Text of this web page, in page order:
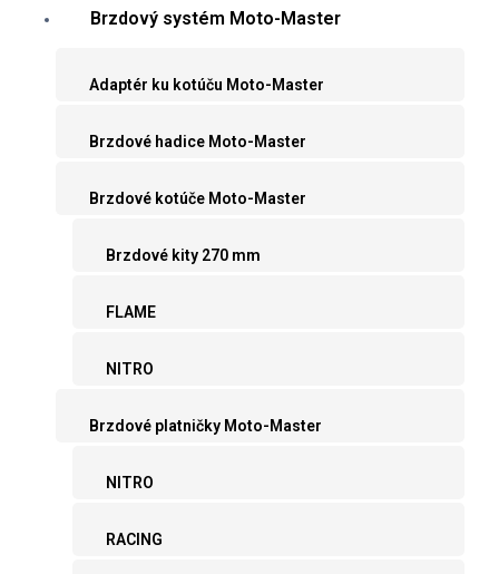
Brzdový systém Moto-Master
Adaptér ku kotúču Moto-Master
Brzdové hadice Moto-Master
Brzdové kotúče Moto-Master
Brzdové kity 270 mm
FLAME
NITRO
Brzdové platničky Moto-Master
NITRO
RACING